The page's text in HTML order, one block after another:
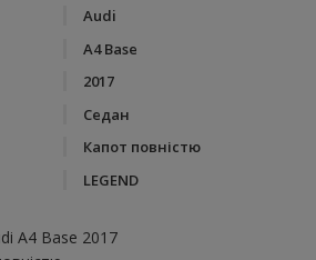
Audi
A4 Base
2017
Седан
Капот повністю
LEGEND
A4 Base 2017